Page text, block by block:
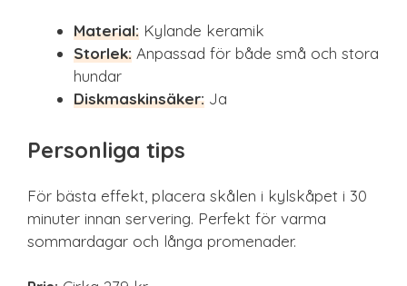
Material: Kylande keramik
Storlek: Anpassad för både små och stora
hundar
Diskmaskinsäker: Ja
Personliga tips
För bästa effekt, placera skålen i kylskåpet i 30
minuter innan servering. Perfekt för varma
sommardagar och långa promenader.